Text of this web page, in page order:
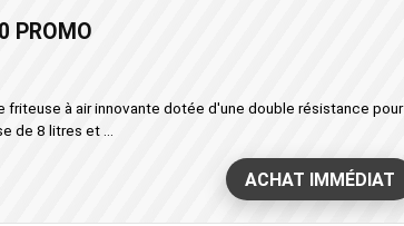
PROMO
friteuse à air innovante dotée d'une double résistance pour
de 8 litres et ...
ACHAT IMMÉDIAT